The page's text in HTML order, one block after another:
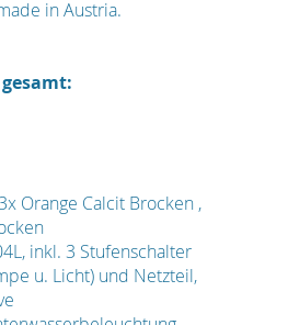
in Austria.
Orange Calcit Brocken ,
inkl. 3 Stufenschalter
u. Licht) und Netzteil,